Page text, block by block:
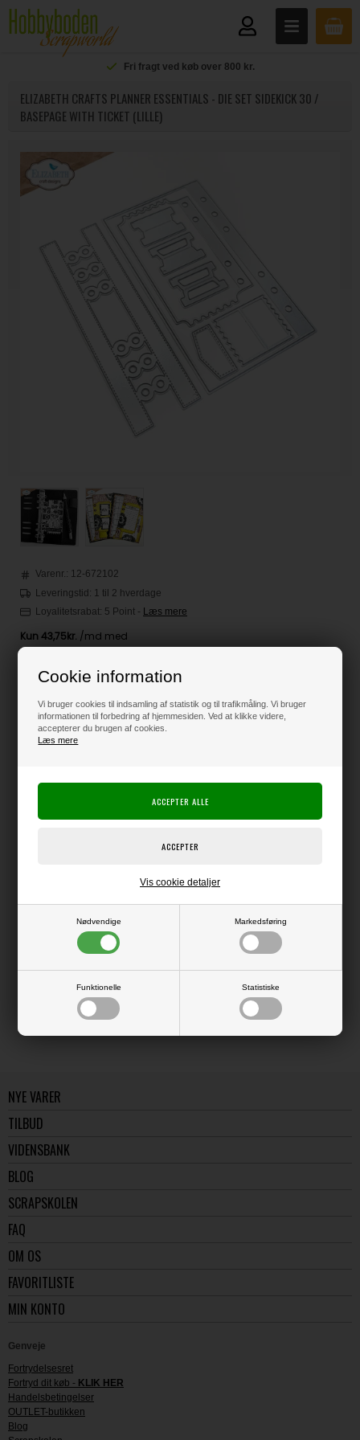
Cookie information
Vi bruger cookies til indsamling af statistik og til trafikmåling. Vi bruger
informationen til forbedring af hjemmesiden. Ved at klikke videre,
accepterer du brugen af cookies.
Læs mere
Nødvendige Markedsføring
Funktionelle Statistiske
Vis cookie detaljer
Fri fragt ved køb over 800 kr.
ELIZABETH CRAFTS PLANNER ESSENTIALS - DIE SET SIDEKICK 30 /
BASEPAGE WITH TICKET (LILLE)
Varenr.: 12-672102
Leveringstid: 1 til 2 hverdage
Loyalitetsrabat: 5 Point - Læs mere
175,00DKK
Klik her for pris inkl. fragt
Die, der kan bruges i f.eks. Big Shot eller andre die-cut systemer.
Læs flere artikler...
NYE VARER
TILBUD
VIDENSBANK
BLOG
SCRAPSKOLEN
FAQ
OM OS
FAVORITLISTE
MIN KONTO
Genveje
Fortrydelsesret
Fortryd dit køb - KLIK HER
Handelsbetingelser
OUTLET-butikken
Blog